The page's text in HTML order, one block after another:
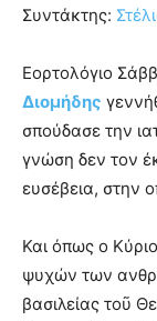
Συντάκτης:
Εορτολόγιο
Διομήδης
σπούδασε την
γνώση δεν τον
ευσέβεια, στην
Και όπως ο
ψυχών των
βασιλείας τοῦ